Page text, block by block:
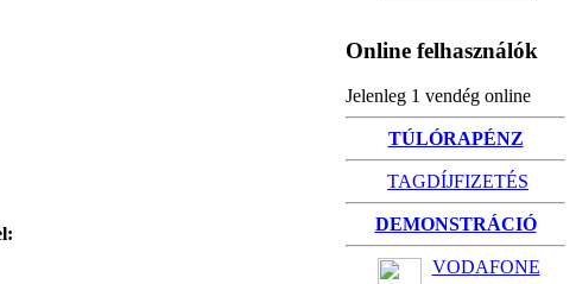
Online felhasználók
Jelenleg 1 vendég online
TÚLÓRAPÉNZ
TAGDÍJFIZETÉS
DEMONSTRÁCIÓ
VODAFONE